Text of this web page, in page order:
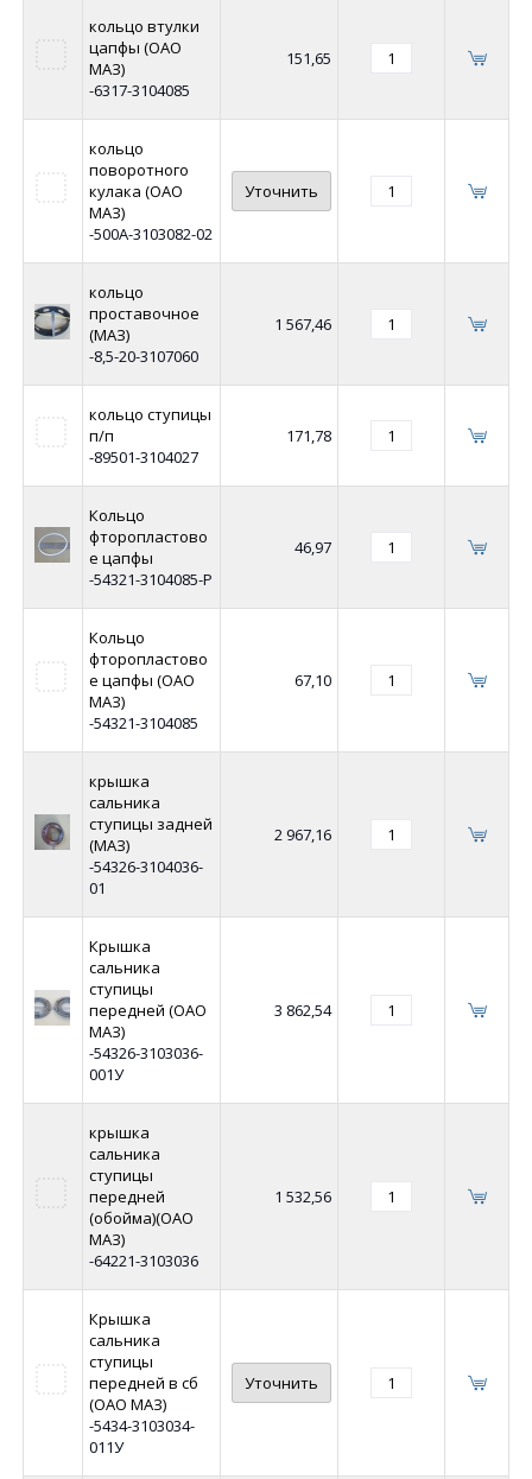
кольцо втулки
цапфы (ОАО
МАЗ)
-6317-3104085
151,65
кольцо
поворотного
кулака (ОАО
МАЗ)
-500А-3103082-02
Уточнить
кольцо
проставочное
(МАЗ)
-8,5-20-3107060
1 567,46
кольцо ступицы
п/п
-89501-3104027
171,78
Кольцо
фторопластово
е цапфы
-54321-3104085-Р
46,97
Кольцо
фторопластово
е цапфы (ОАО
МАЗ)
-54321-3104085
67,10
крышка
сальника
ступицы задней
(МАЗ)
-54326-3104036-
01
2 967,16
Крышка
сальника
ступицы
передней (ОАО
МАЗ)
-54326-3103036-
001У
3 862,54
крышка
сальника
ступицы
передней
(обойма)(ОАО
МАЗ)
-64221-3103036
1 532,56
Крышка
сальника
ступицы
передней в сб
(ОАО МАЗ)
-5434-3103034-
011У
Уточнить